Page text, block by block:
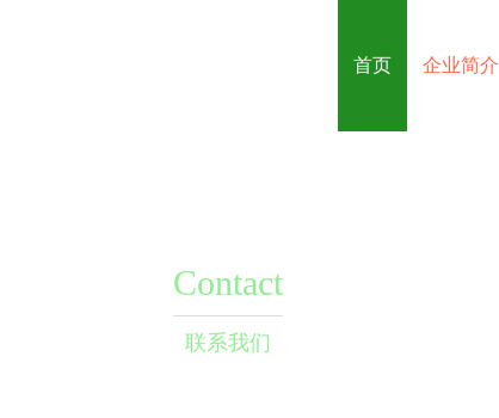
首页 企业简介
Contact
联系我们